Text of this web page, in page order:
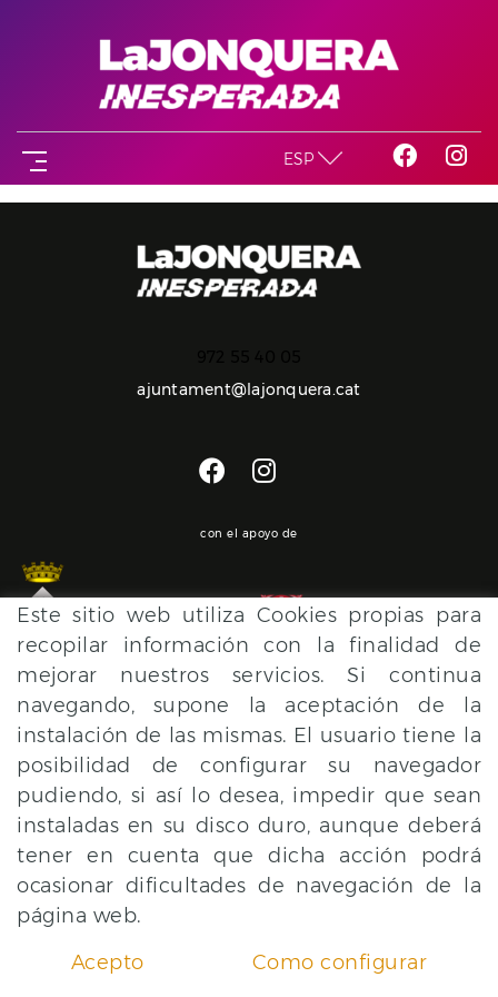
ESP
ajuntament@lajonquera.cat
con el apoyo de
Este sitio web utiliza Cookies propias para
recopilar información con la finalidad de
mejorar nuestros servicios. Si continua
navegando, supone la aceptación de la
instalación de las mismas. El usuario tiene la
posibilidad de configurar su navegador
pudiendo, si así lo desea, impedir que sean
instaladas en su disco duro, aunque deberá
tener en cuenta que dicha acción podrá
ocasionar dificultades de navegación de la
página web.
Acepto
Como configurar